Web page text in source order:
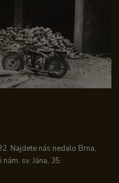
Najdete nás nedalo Brna,
sv. Jána, 35.